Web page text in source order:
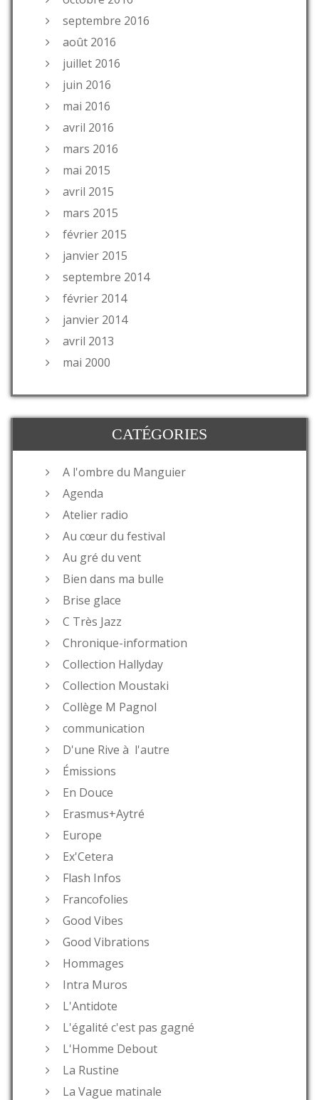
septembre 2016
août 2016
juillet 2016
juin 2016
mai 2016
avril 2016
mars 2016
mai 2015
avril 2015
mars 2015
février 2015
janvier 2015
septembre 2014
février 2014
janvier 2014
avril 2013
mai 2000
CATÉGORIES
A l'ombre du Manguier
Agenda
Atelier radio
Au cœur du festival
Au gré du vent
Bien dans ma bulle
Brise glace
C Très Jazz
Chronique-information
Collection Hallyday
Collection Moustaki
Collège M Pagnol
communication
D'une Rive à l'autre
Émissions
En Douce
Erasmus+Aytré
Europe
Ex'Cetera
Flash Infos
Francofolies
Good Vibes
Good Vibrations
Hommages
Intra Muros
L'Antidote
L'égalité c'est pas gagné
L'Homme Debout
La Rustine
La Vague matinale